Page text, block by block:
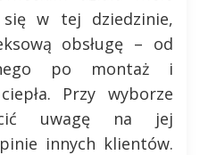
w tej dziedzinie,
obsługę – od
po montaż i
Przy wyborze
uwagę na jej
innych klientów.